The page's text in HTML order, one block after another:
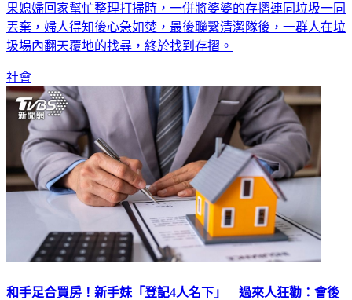
果媳婦回家幫忙整理打掃時，一併將婆婆的存摺連同垃圾一同
丟棄，婦人得知後心急如焚，最後聯繫清潔隊後，一群人在垃
圾場內翻天覆地的找尋，終於找到存摺。
社會
和手足合買房！新手妹「登記4人名下」 過來人狂勸：會後